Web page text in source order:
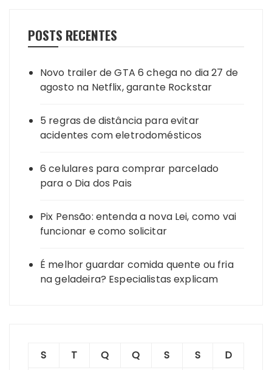
POSTS RECENTES
Novo trailer de GTA 6 chega no dia 27 de
agosto na Netflix, garante Rockstar
5 regras de distância para evitar
acidentes com eletrodomésticos
6 celulares para comprar parcelado
para o Dia dos Pais
Pix Pensão: entenda a nova Lei, como vai
funcionar e como solicitar
É melhor guardar comida quente ou fria
na geladeira? Especialistas explicam
S T Q Q S S
D